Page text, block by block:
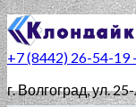
+7 (8442) 26-54-
г. Волгоград, ул.